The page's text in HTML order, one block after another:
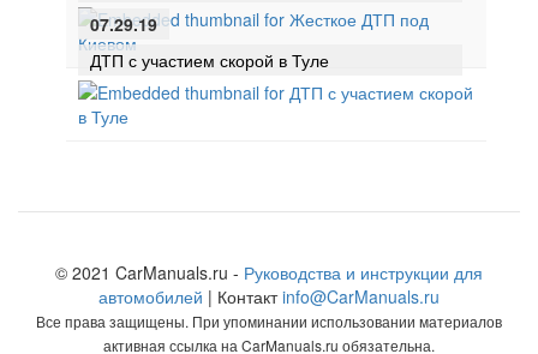
07.29.19
ДТП с участием скорой в Туле
© 2021 CarManuals.ru - Руководства и инструкции для
автомобилей | Контактinfo@CarManuals.ru
Все права защищены. При упоминании использовании материалов
активная ссылка на CarManuals.ru обязательна.